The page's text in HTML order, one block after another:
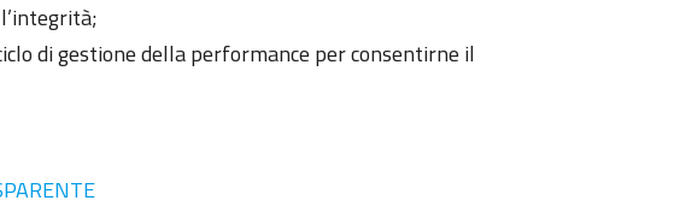
di gestione della performance per consentirne il